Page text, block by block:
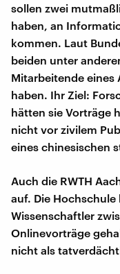
sollen zwei
haben, an
kommen. Laut
beiden unter
Mitarbeitende eines
haben. Ihr Ziel:
hätten sie Vorträge
nicht vor zivilem
eines chinesischen
Auch die RWTH
auf. Die
Wissenschaftler
Onlinevorträge
nicht als